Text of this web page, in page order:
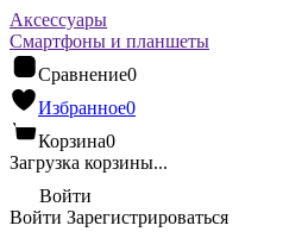
Аксессуары
Смартфоны и планшеты
Сравнение0
Избранное0
Корзина0
Загрузка корзины...
Войти
Войти Зарегистрироваться